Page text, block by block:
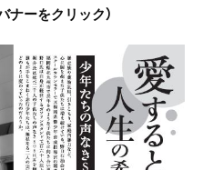
ーをクリック）